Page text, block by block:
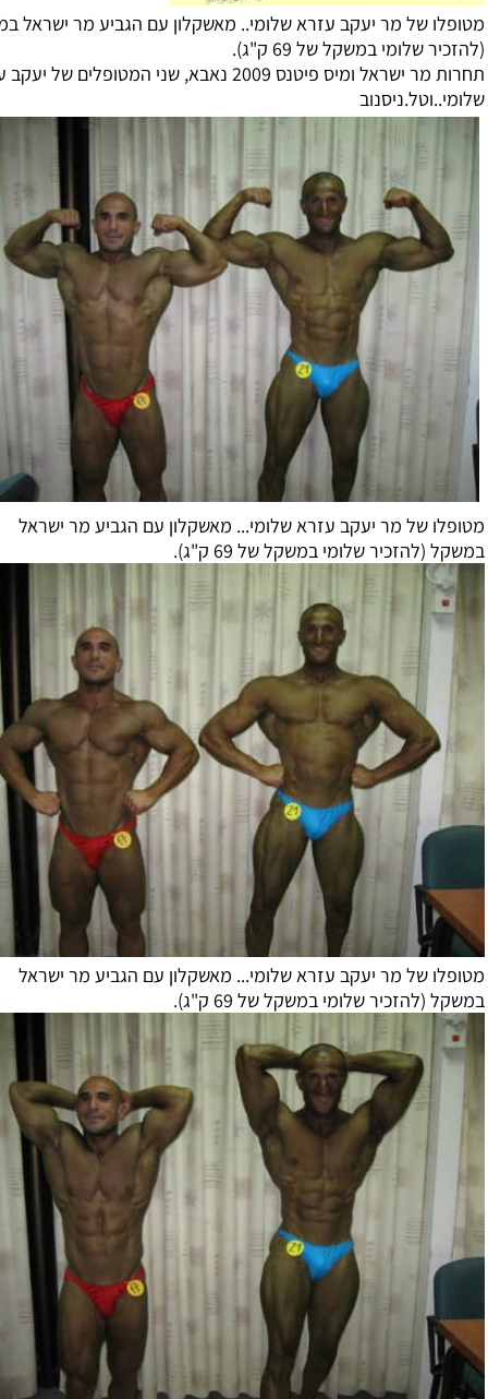
של מר יעקב עזרא שלומי.. מאשקלון עם הגביע מר ישראל במשקל
שלומי במשקל של 69 ק"ג).
תחרות מר ישראל ומיס פיטנס 2009 נאבא, שני המטופלים של יעקב עזרא
של מר יעקב עזרא שלומי... מאשקלון עם הגביע מר ישראל
(להזכיר שלומי במשקל של 69 ק"ג).
של מר יעקב עזרא שלומי... מאשקלון עם הגביע מר ישראל
(להזכיר שלומי במשקל של 69 ק"ג).